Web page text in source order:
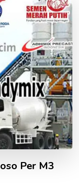
Per M3